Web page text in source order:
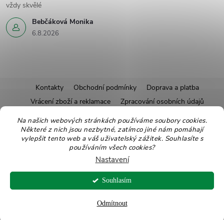
Na našich webových stránkách používáme soubory cookies.
Některé z nich jsou nezbytné, zatímco jiné nám pomáhají
vylepšit tento web a váš uživatelský zážitek. Souhlasíte s
používáním všech cookies?
Nastavení
Odmítnout
Souhlasím
Bebčáková Monika
6.8.2026
vždy skvělé
á
í
Kontakty Obchodní podmínky
Doprava a platba
Vrácení zboží a reklamace
Zpracování osobních údajů
Pravidla soutěží
Affiliate program
Recepty
Pro nové dodavatele
Ekologické balení Moje objednávka
Vytvořil Shoptet
Copyright 2026Zdravoslav. Všechna práva vyhrazena.Upravit nastavení
cookies